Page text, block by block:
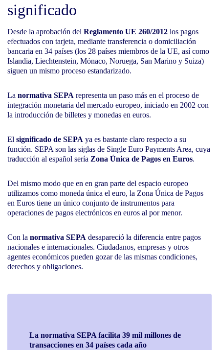
significado
Desde la aprobación del Reglamento UE 260/2012 los pagos
efectuados con tarjeta, mediante transferencia o domiciliación
bancaria en 34 países (los 28 países miembros de la UE, así como
Islandia, Liechtenstein, Mónaco, Noruega, San Marino y Suiza)
siguen un mismo proceso estandarizado.
La normativa SEPA representa un paso más en el proceso de
integración monetaria del mercado europeo, iniciado en 2002 con
la introducción de billetes y monedas en euros.
El significado de SEPA ya es bastante claro respecto a su
función. SEPA son las siglas de Single Euro Payments Area, cuya
traducción al español sería Zona Única de Pagos en Euros.
Del mismo modo que en en gran parte del espacio europeo
utilizamos como moneda única el euro, la Zona Única de Pagos
en Euros tiene un único conjunto de instrumentos para
operaciones de pagos electrónicos en euros al por menor.
Con la normativa SEPA desapareció la diferencia entre pagos
nacionales e internacionales. Ciudadanos, empresas y otros
agentes económicos pueden gozar de las mismas condiciones,
derechos y obligaciones.
La normativa SEPA facilita 39 mil millones de
transacciones en 34 países cada año